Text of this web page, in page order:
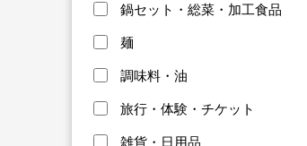
鍋セット・総菜・加工食品
麺
調味料・油
旅行・体験・チケット
雑貨・日用品